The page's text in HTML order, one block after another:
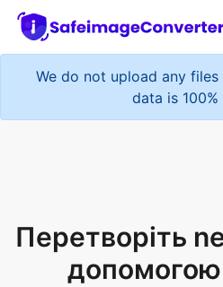
We do not upload any
data is 100%